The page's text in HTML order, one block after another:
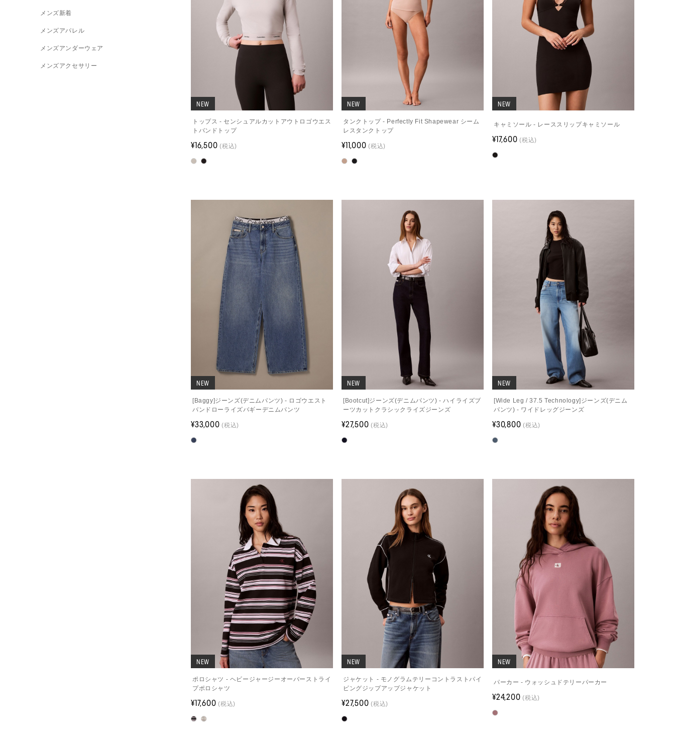
メンズ新着
メンズアパレル
メンズアンダーウェア
メンズアクセサリー
NEW
トップス - センシュアルカットアウトロゴウエス
トバンドトップ
¥16,500(税込)
NEW
タンクトップ - Perfectly Fit Shapewear シーム
レスタンクトップ
¥11,000(税込)
NEW
キャミソール - レーススリップキャミソール
¥17,600(税込)
NEW
[Baggy]ジーンズ(デニムパンツ) - ロゴウエスト
バンドローライズバギーデニムパンツ
¥33,000(税込)
NEW
[Bootcut]ジーンズ(デニムパンツ) - ハイライズブ
ーツカットクラシックライズジーンズ
¥27,500(税込)
NEW
[Wide Leg / 37.5 Technology]ジーンズ(デニム
パンツ) - ワイドレッグジーンズ
¥30,800(税込)
NEW
ポロシャツ - ヘビージャージーオーバーストライ
プポロシャツ
¥17,600(税込)
NEW
ジャケット - モノグラムテリーコントラストパイ
ピングジップアップジャケット
¥27,500(税込)
NEW
パーカー - ウォッシュドテリーパーカー
¥24,200(税込)